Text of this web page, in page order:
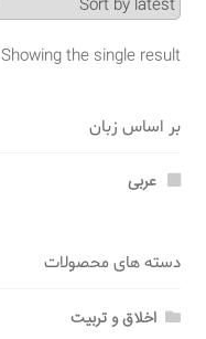
Showing the single result
بر اساس زبان
عربی
دسته های محصولات
اخلاق و تربیت